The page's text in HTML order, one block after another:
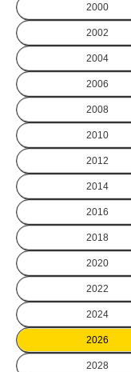
2000
2002
2004
2006
2008
2010
2012
2014
2016
2018
2020
2022
2024
2026
2028